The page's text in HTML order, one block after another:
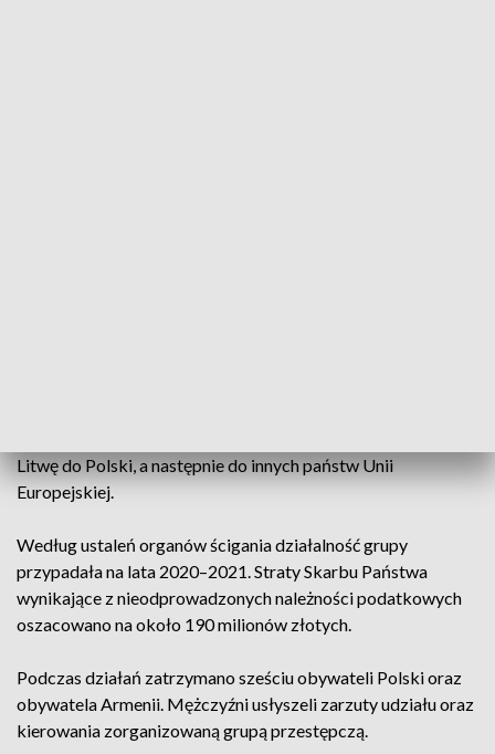
Litwę do Polski, a następnie do innych państw Unii
Europejskiej.
Według ustaleń organów ścigania działalność grupy
przypadała na lata 2020–2021. Straty Skarbu Państwa
wynikające z nieodprowadzonych należności podatkowych
oszacowano na około 190 milionów złotych.
Podczas działań zatrzymano sześciu obywateli Polski oraz
obywatela Armenii. Mężczyźni usłyszeli zarzuty udziału oraz
kierowania zorganizowaną grupą przestępczą.